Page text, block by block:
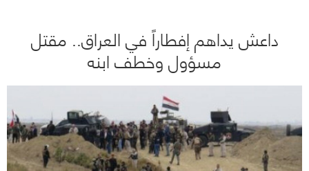
داعش يداهم إفطاراً في العراق.. مقتل
مسؤول وخطف ابنه